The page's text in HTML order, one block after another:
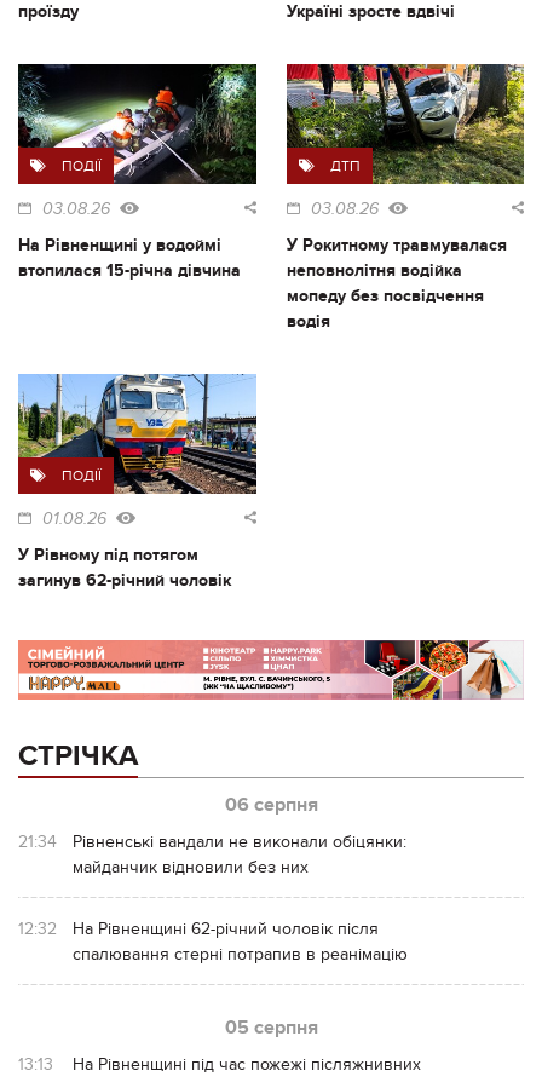
проїзду
Україні зросте вдвічі
ПОДІЇ
03.08.26
На Рівненщині у водоймі
втопилася 15-річна дівчина
ДТП
03.08.26
У Рокитному травмувалася
неповнолітня водійка
мопеду без посвідчення
водія
ПОДІЇ
01.08.26
У Рівному під потягом
загинув 62-річний чоловік
СТРІЧКА
06 серпня
21:34
Рівненські вандали не виконали обіцянки:
майданчик відновили без них
12:32
На Рівненщині 62-річний чоловік після
спалювання стерні потрапив в реанімацію
05 серпня
13:13
На Рівненщині під час пожежі післяжнивних